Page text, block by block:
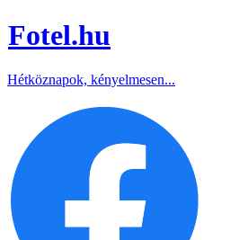
Fotel.hu
Hétköznapok, kényelmesen...